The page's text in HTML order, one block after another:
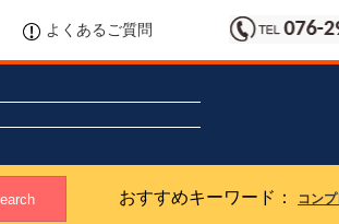
よくあるご質問
おすすめキーワード： コン